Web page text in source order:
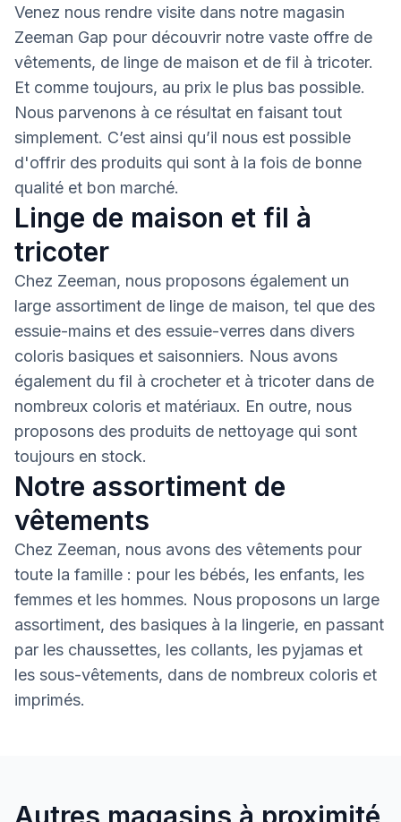
Venez nous rendre visite dans notre magasin
Zeeman Gap pour découvrir notre vaste offre de
vêtements, de linge de maison et de fil à tricoter.
Et comme toujours, au prix le plus bas possible.
Nous parvenons à ce résultat en faisant tout
simplement. C’est ainsi qu’il nous est possible
d'offrir des produits qui sont à la fois de bonne
qualité et bon marché.
Linge de maison et fil à
tricoter
Chez Zeeman, nous proposons également un
large assortiment de linge de maison, tel que des
essuie-mains et des essuie-verres dans divers
coloris basiques et saisonniers. Nous avons
également du fil à crocheter et à tricoter dans de
nombreux coloris et matériaux. En outre, nous
proposons des produits de nettoyage qui sont
toujours en stock.
Notre assortiment de
vêtements
Chez Zeeman, nous avons des vêtements pour
toute la famille : pour les bébés, les enfants, les
femmes et les hommes. Nous proposons un large
assortiment, des basiques à la lingerie, en passant
par les chaussettes, les collants, les pyjamas et
les sous-vêtements, dans de nombreux coloris et
imprimés.